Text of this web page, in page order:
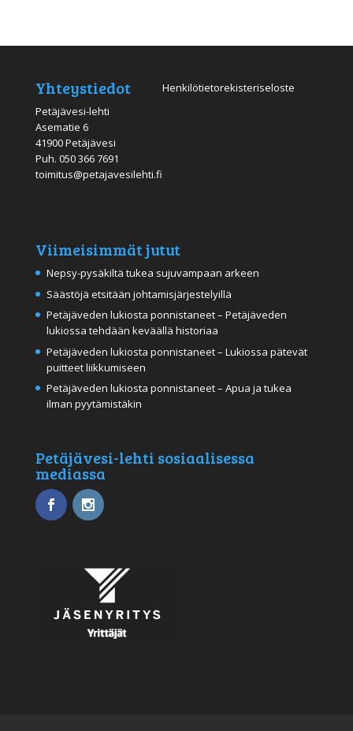
Yhteystiedot
Petäjävesi-lehti
Asematie 6
41900 Petäjävesi
Puh. 050 366 7691
toimitus@petajavesilehti.fi
Henkilötietorekisteriseloste
Viimeisimmät jutut
Nepsy-pysäkiltä tukea sujuvampaan arkeen
Säästöjä etsitään johtamisjärjestelyillä
Petäjäveden lukiosta ponnistaneet – Petäjäveden
lukiossa tehdään keväällä historiaa
Petäjäveden lukiosta ponnistaneet – Lukiossa pätevät
puitteet liikkumiseen
Petäjäveden lukiosta ponnistaneet – Apua ja tukea
ilman pyytämistäkin
Petäjävesi-lehti sosiaalisessa
mediassa